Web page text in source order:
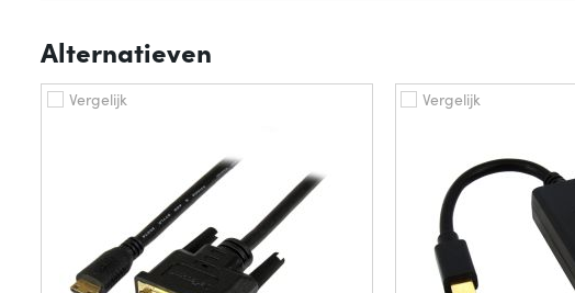
Alternatieven
Vergelijk Vergelijk